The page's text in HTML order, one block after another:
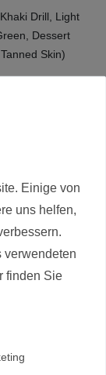
Drill, Light
Dessert
Skin)
Einige von
uns helfen,
verwendeten
finden Sie